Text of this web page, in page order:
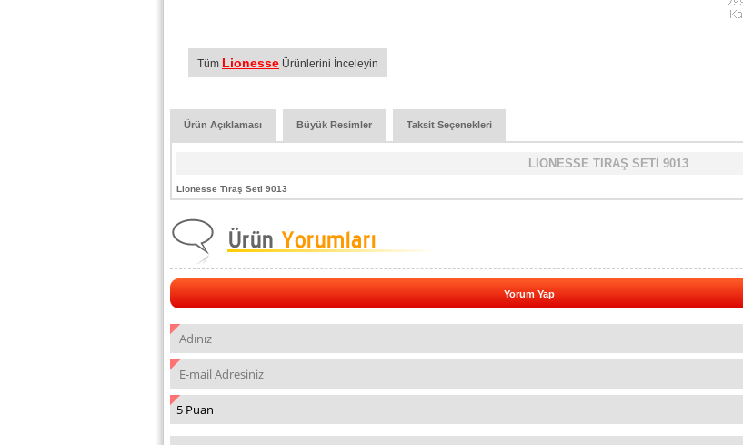
Tüm Lionesse Ürünlerini İnceleyin
Ürün Açıklaması Büyük Resimler Taksit Seçenekleri
LİONESSE TIRAŞ SETİ 9013
Lionesse Tıraş Seti 9013
Yorum Yap